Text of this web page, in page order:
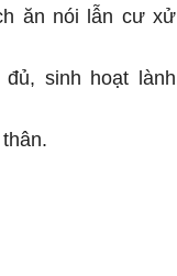
ăn nói lẫn cư xử
sinh hoạt lành